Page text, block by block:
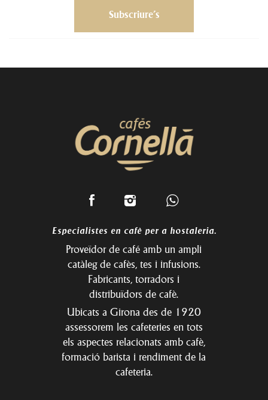
Especialistes en cafè per a hostaleria.
Proveïdor de café amb un ampli
catàleg de cafès, tes i infusions.
Fabricants, torradors i
distribuïdors de cafè.
Ubicats a Girona des de 1920
assessorem les cafeteries en tots
els aspectes relacionats amb cafè,
formació barista i rendiment de la
cafeteria.